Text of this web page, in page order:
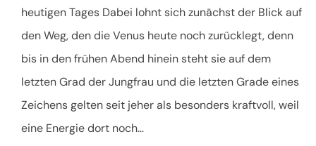
heutigen Tages Dabei lohnt sich zunächst der Blick auf
den Weg, den die Venus heute noch zurücklegt, denn
bis in den frühen Abend hinein steht sie auf dem
letzten Grad der Jungfrau und die letzten Grade eines
Zeichens gelten seit jeher als besonders kraftvoll, weil
eine Energie dort noch…